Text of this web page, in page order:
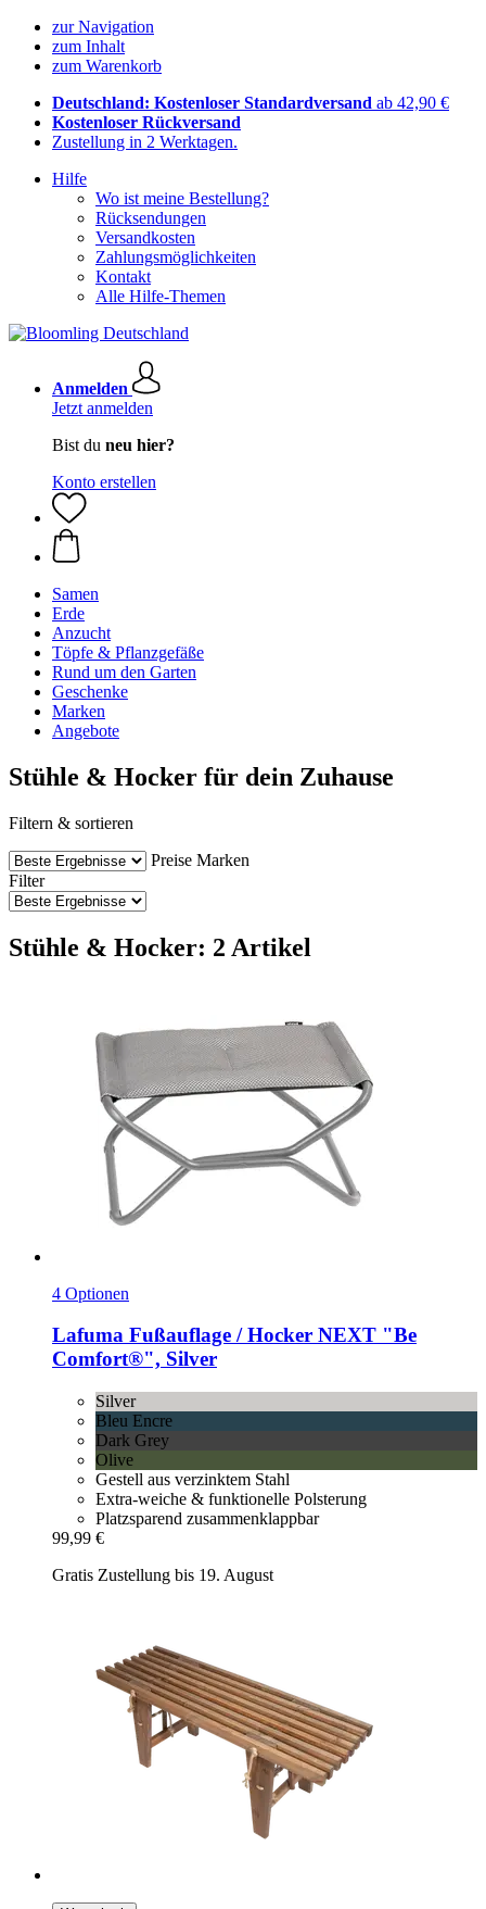
zur Navigation
zum Inhalt
zum Warenkorb
Deutschland: Kostenloser Standardversand ab 42,90 €
Kostenloser Rückversand
Zustellung in 2 Werktagen.
Hilfe
Wo ist meine Bestellung?
Rücksendungen
Versandkosten
Zahlungsmöglichkeiten
Kontakt
Alle Hilfe-Themen
Anmelden
Jetzt anmelden
Bist du neu hier?
Konto erstellen
Samen
Erde
Anzucht
Töpfe & Pflanzgefäße
Rund um den Garten
Geschenke
Marken
Angebote
Stühle & Hocker für dein Zuhause
Filtern & sortieren
Preise Marken
Filter
Stühle & Hocker: 2 Artikel
4 Optionen
Lafuma Fußauflage / Hocker NEXT "Be
Comfort®", Silver
Silver
Bleu Encre
Dark Grey
Olive
Gestell aus verzinktem Stahl
Extra-weiche & funktionelle Polsterung
Platzsparend zusammenklappbar
99,99 €
Gratis Zustellung bis 19. August